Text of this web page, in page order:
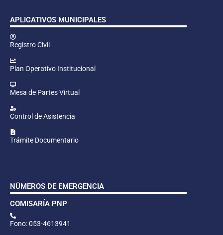
APLICATIVOS MUNICIPALES
Registro Civil
Plan Operativo Institucional
Mesa de Partes Virtual
Control de Asistencia
Trámite Documentario
NÚMEROS DE EMERGENCIA
COMISARÍA PNP
Fono: 053-4613941